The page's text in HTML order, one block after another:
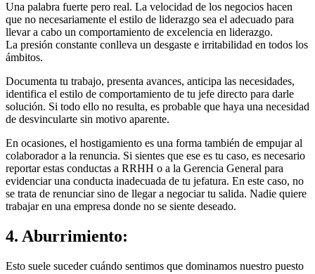
Una palabra fuerte pero real. La velocidad de los negocios hacen
que no necesariamente el estilo de liderazgo sea el adecuado para
llevar a cabo un comportamiento de excelencia en liderazgo.
La presión constante conlleva un desgaste e irritabilidad en todos los
ámbitos.
Documenta tu trabajo, presenta avances, anticipa las necesidades,
identifica el estilo de comportamiento de tu jefe directo para darle
solución. Si todo ello no resulta, es probable que haya una necesidad
de desvincularte sin motivo aparente.
En ocasiones, el hostigamiento es una forma también de empujar al
colaborador a la renuncia. Si sientes que ese es tu caso, es necesario
reportar estas conductas a RRHH o a la Gerencia General para
evidenciar una conducta inadecuada de tu jefatura. En este caso, no
se trata de renunciar sino de llegar a negociar tu salida. Nadie quiere
trabajar en una empresa donde no se siente deseado.
4. Aburrimiento:
Esto suele suceder cuándo sentimos que dominamos nuestro puesto